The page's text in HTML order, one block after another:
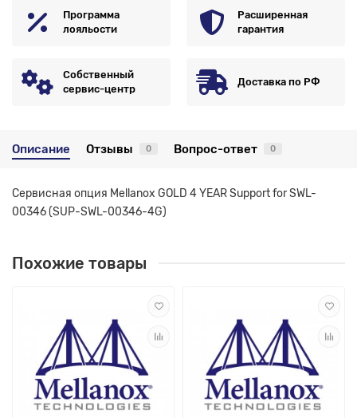
Программа
лояльости
Расширенная
гарантия
Собственный
сервис-центр
Доставка по РФ
Описание Отзывы 0 Вопрос-ответ 0
Сервисная опция Mellanox GOLD 4 YEAR Support for SWL-
00346 (SUP-SWL-00346-4G)
Похожие товары